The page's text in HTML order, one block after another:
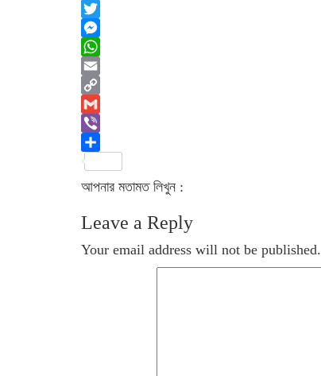
Facebook
Twitter
Messenger
WhatsApp
Email
Copy
Link
Gmail
Viber
আপনার মতামত লিখুন :
Leave a Reply
Your email address will not be published.